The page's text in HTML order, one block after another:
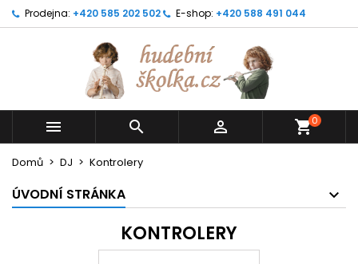
Prodejna: +420 585 202 502 E-shop: +420 588 491 044
   shopping_cart0
Domů DJ Kontrolery
ÚVODNÍ STRÁNKA
KONTROLERY